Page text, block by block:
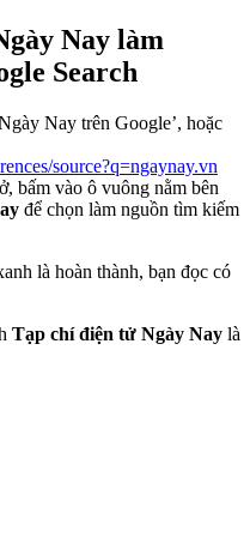
Nay làm
Search
Nay trên Google’, hoặc
source?q=ngaynay.vn
bấm vào ô vuông nằm bên
để chọn làm nguồn tìm kiếm
là hoàn thành, bạn đọc có
Tạp chí điện tử Ngày Nay là